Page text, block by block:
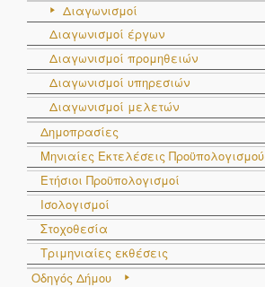
Διαγωνισμοί
Διαγωνισμοί έργων
Διαγωνισμοί προμηθειών
Διαγωνισμοί υπηρεσιών
Διαγωνισμοί μελετών
Δημοπρασίες
Μηνιαίες Εκτελέσεις Προϋπολογισμού
Ετήσιοι Προϋπολογισμοί
Ισολογισμοί
Στοχοθεσία
Τριμηνιαίες εκθέσεις
Οδηγός Δήμου